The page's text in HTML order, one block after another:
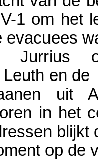
1 om het
evacuees
Jurrius
en de
uit
in het
op de